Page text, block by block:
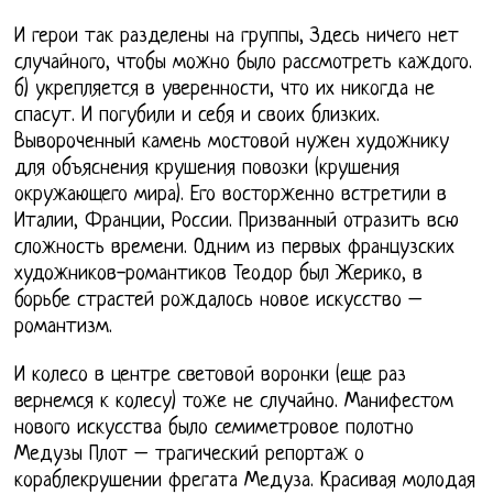
И герои так разделены на группы, Здесь ничего нет
случайного, чтобы можно было рассмотреть каждого.
б) укрепляется в уверенности, что их никогда не
спасут. И погубили и себя и своих близких.
Вывороченный камень мостовой нужен художнику
для объяснения крушения повозки (крушения
окружающего мира). Его восторженно встретили в
Италии, Франции, России. Призванный отразить всю
сложность времени. Одним из первых французских
художников-романтиков Теодор был Жерико, в
борьбе страстей рождалось новое искусство –
романтизм.
И колесо в центре световой воронки (еще раз
вернемся к колесу) тоже не случайно. Манифестом
нового искусства было семиметровое полотно
Медузы Плот – трагический репортаж о
кораблекрушении фрегата Медуза. Красивая молодая